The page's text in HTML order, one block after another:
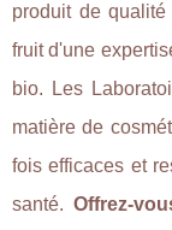
produit de
fruit d'une
bio. Les
matière de
fois efficaces et
santé. Offrez-